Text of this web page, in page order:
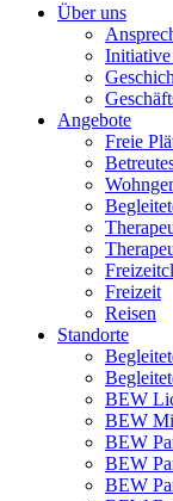
Über uns
Initiative
Angebote
Freie
Freizeit
Reisen
Standorte
BEW
BEW
BEW
BEW
BEW